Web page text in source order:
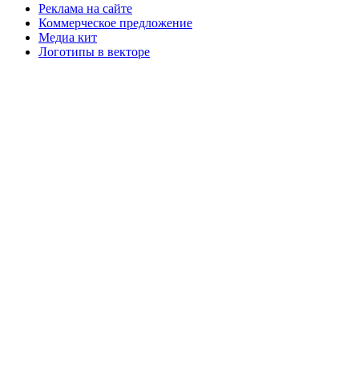
Реклама на сайте
Коммерческое предложение
Медиа кит
Логотипы в векторе